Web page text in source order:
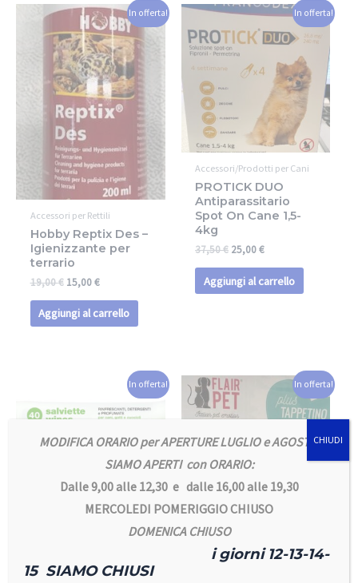
In offerta!
Accessori per Rettili
Hobby Reptix Des –
Igienizzante per
terrario
19,00€ 15,00€
Aggiungi al carrello
In offerta!
Accessori/Prodotti per Cani
PROTICK DUO
Antiparassitario
Spot On Cane 1,5-
4kg
37,50€ 25,00€
Aggiungi al carrello
In offerta!
Accessori/Prodotti per Cani
Detergenti per
In offerta!
Accessori/Prodotti per Cani
Tappetini igienici
MODIFICA ORARIO per APERTURE LUGLIO e AGOSTO
SIAMO APERTI con ORARIO:
Dalle 9,00 alle 12,30 e dalle 16,00 alle 19,30
MERCOLEDI POMERIGGIO CHIUSO
DOMENICA CHIUSO
i giorni 12-13-14-
15 SIAMO CHIUSI
CHIUDI